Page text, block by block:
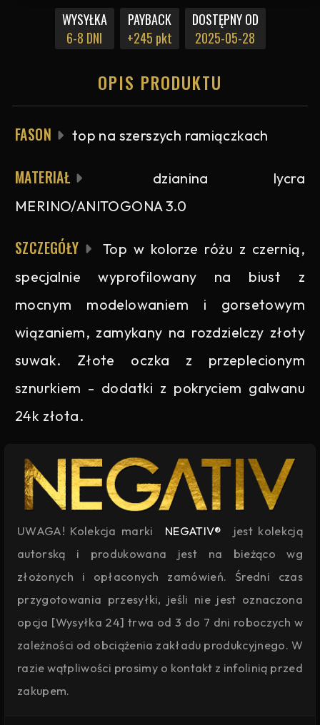
WYSYŁKA
6-8 DNI
PAYBACK
+245 pkt
DOSTĘPNY OD
2025-05-28
OPIS PRODUKTU
FASON top na szerszych ramiączkach
MATERIAŁ
dzianina lycra
MERINO/ANITOGONA 3.0
SZCZEGÓŁY
Top w kolorze różu z czernią,
specjalnie wyprofilowany na biust z
mocnym modelowaniem i gorsetowym
wiązaniem, zamykany na rozdzielczy złoty
suwak. Złote oczka z przeplecionym
sznurkiem - dodatki z pokryciem galwanu
24k złota.
UWAGA! Kolekcja marki NEGATIV®
jest kolekcją
autorską i produkowana jest na bieżąco wg
złożonych i opłaconych zamówień. Średni czas
przygotowania przesyłki, jeśli nie jest oznaczona
opcja [Wysyłka 24] trwa od 3 do 7 dni roboczych w
zależności od obciążenia zakładu produkcyjnego. W
razie wątpliwości prosimy o kontakt z infolinią przed
zakupem.